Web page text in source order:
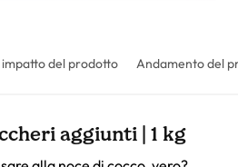
impatto del prodotto Andamento del
aggiunti | 1 kg